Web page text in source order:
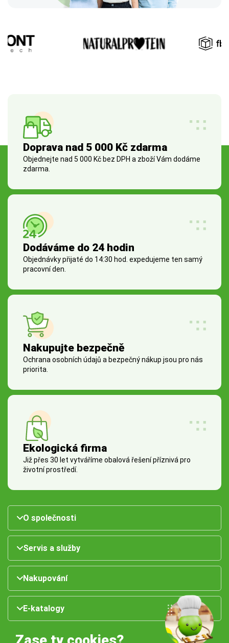
Doprava nad 5 000 Kč zdarma
Objednejte nad 5 000 Kč bez DPH a zboží Vám dodáme
zdarma.
Dodáváme do 24 hodin
Objednávky přijaté do 14:30 hod. expedujeme ten samý
pracovní den.
Nakupujte bezpečně
Ochrana osobních údajů a bezpečný nákup jsou pro nás
priorita.
Ekologická firma
Již přes 30 let vytváříme obalová řešení příznivá pro
životní prostředí.
O společnosti
Servis a služby
Nakupování
E-katalogy